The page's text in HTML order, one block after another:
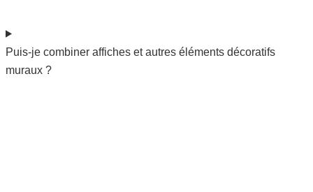
Puis-je combiner affiches et autres éléments décoratifs
muraux ?